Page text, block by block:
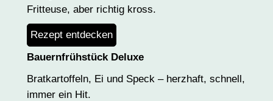
Fritteuse, aber richtig kross.
Rezept entdecken
Bauernfrühstück Deluxe
Bratkartoffeln, Ei und Speck – herzhaft, schnell,
immer ein Hit.